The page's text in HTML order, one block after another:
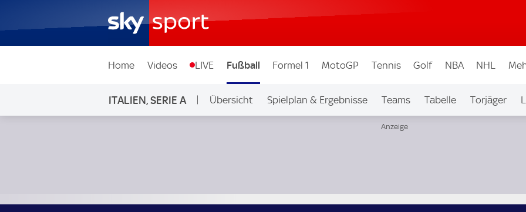
Home Videos LIVE Fußball Formel 1 MotoGP Tennis Golf NBA NHL
ITALIEN, SERIE A Übersicht Spielplan & Ergebnisse Teams Tabelle Torjäger